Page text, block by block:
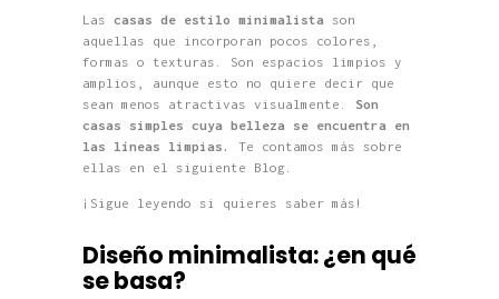
Las casas de estilo minimalista son
aquellas que incorporan pocos colores,
formas o texturas. Son espacios limpios y
amplios, aunque esto no quiere decir que
sean menos atractivas visualmente. Son
casas simples cuya belleza se encuentra en
las líneas limpias.
Te contamos más sobre
ellas en el siguiente Blog.
¡Sigue leyendo si quieres saber más!
Diseño minimalista: ¿en qué
se basa?